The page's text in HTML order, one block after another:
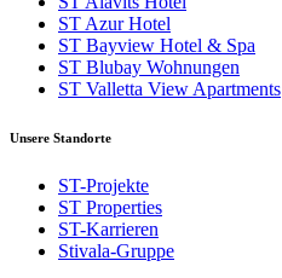
ST Azur Hotel
ST Bayview Hotel & Spa
ST Blubay Wohnungen
ST Valletta View Apartments
Unsere Standorte
ST-Projekte
ST Properties
ST-Karrieren
Stivala-Gruppe